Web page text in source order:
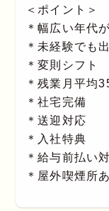
＜ポイント＞
＊幅広い年代
＊未経験でも
＊変則シフト
＊残業月平均
＊社宅完備
＊送迎対応
＊入社特典
＊給与前払い
＊屋外喫煙所